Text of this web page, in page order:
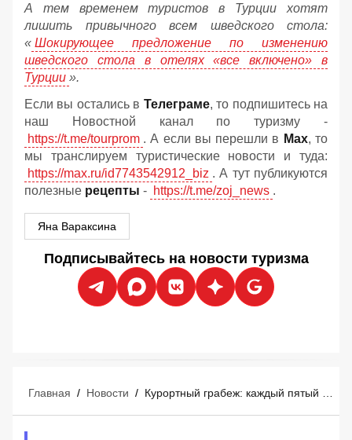
А тем временем туристов в Турции хотят
лишить привычного всем шведского стола:
« Шокирующее предложение по изменению
шведского стола в отелях «все включено» в
Турции ».
Если вы остались в Телеграме, то подпишитесь на
наш Новостной канал по туризму -
https://t.me/tourprom . А если вы перешли в Мах, то
мы транслируем туристические новости и туда:
https://max.ru/id7743542912_biz . А тут публикуются
полезные рецепты - https://t.me/zoj_news .
Яна Вараксина
Подписывайтесь на новости туризма
Главная / Новости /